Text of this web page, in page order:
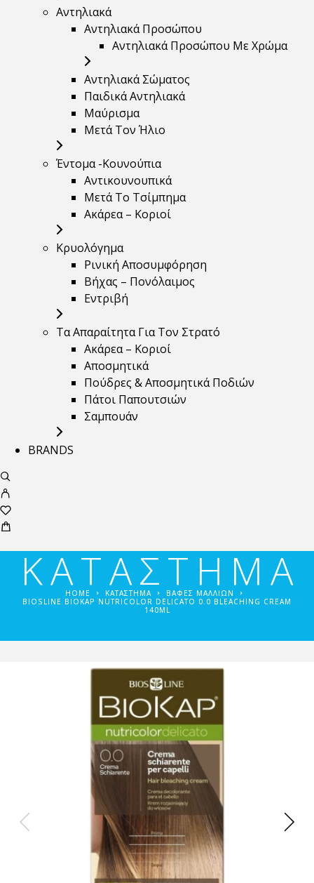
Αντηλιακά
Αντηλιακά Προσώπου
Αντηλιακά Προσώπου Με Χρώμα
Αντηλιακά Σώματος
Παιδικά Αντηλιακά
Μαύρισμα
Mετά Τον Ήλιο
Έντομα -Κουνούπια
Αντικουνουπικά
Μετά Το Τσίμπημα
Ακάρεα – Κοριοί
Κρυολόγημα
Ρινική Αποσυμφόρηση
Βήχας – Πονόλαιμος
Εντριβή
Τα Απαραίτητα Για Τον Στρατό
Ακάρεα – Κοριοί
Αποσμητικά
Πούδρες & Αποσμητικά Ποδιών
Πάτοι Παπουτσιών
Σαμπουάν
BRANDS
ΚΑΤΑΣΤΗΜΑ
HOME ΚΑΤΑΣΤΗΜΑ
ΒΑΦΈΣ ΜΑΛΛΙΏΝ
BIOSLINE BIOKAP NUTRICOLOR DELICATO 0.0 BLEACHING CREAM
140ML